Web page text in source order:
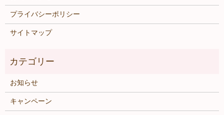
プライバシーポリシー
サイトマップ
お知らせ
キャンペーン